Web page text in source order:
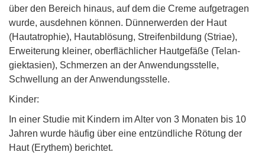
über den Bereich hinaus, auf dem die Creme aufgetragen
wurde, ausdehnen können. Dünnerwerden der Haut
(Hautatrophie), Hautablösung, Streifenbildung (Striae),
Erweiterung kleiner, oberflächlicher Hautgefäße (Telan-
giektasien), Schmerzen an der Anwendungsstelle,
Schwellung an der Anwendungsstelle.
Kinder:
In einer Studie mit Kindern im Alter von 3 Monaten bis 10
Jahren wurde häufig über eine entzündliche Rötung der
Haut (Erythem) berichtet.